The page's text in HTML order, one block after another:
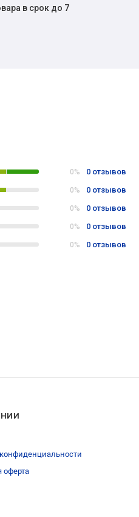
в срок до 7
0% 0 отзывов
0% 0 отзывов
0% 0 отзывов
0% 0 отзывов
0% 0 отзывов
оферта